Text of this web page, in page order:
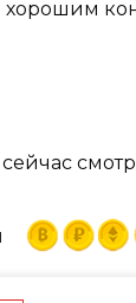
хорошим